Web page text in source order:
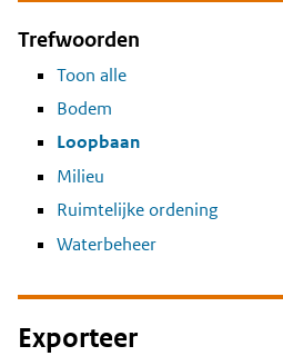
Trefwoorden
Toon alle
Bodem
Loopbaan
Milieu
Ruimtelijke ordening
Waterbeheer
Exporteer